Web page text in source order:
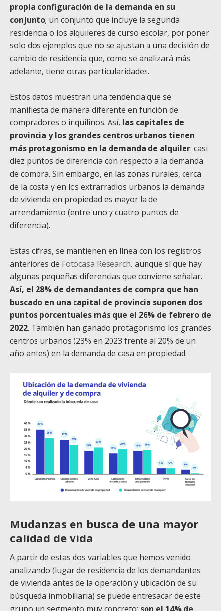
propia configuración de la demanda en su
conjunto; un conjunto que incluye la segunda
residencia o los alquileres de curso escolar, por poner
solo dos ejemplos que no se ajustan a una decisión de
cambio de residencia que, como se analizará más
adelante, tiene otras particularidades.
Estos datos muestran una tendencia que se
manifiesta de manera diferente en función de
compradores o inquilinos. Así, las capitales de
provincia y los grandes centros urbanos tienen
más protagonismo en la demanda de alquiler: casi
diez puntos de diferencia con respecto a la demanda
de compra. Sin embargo, en las zonas rurales, cerca
de la costa y en los extrarradios urbanos la demanda
de vivienda en propiedad es mayor la de
arrendamiento (entre uno y cuatro puntos de
diferencia).
Estas cifras, se mantienen en línea con los registros
anteriores de Fotocasa Research, aunque sí que hay
algunas pequeñas diferencias que conviene señalar.
Así, el 28% de demandantes de compra que han
buscado en una capital de provincia suponen dos
puntos porcentuales más que el 26% de febrero de
2022. También han ganado protagonismo los grandes
centros urbanos (23% en 2023 frente al 20% de un
año antes) en la demanda de casa en propiedad.
Mudanzas en busca de una mayor
calidad de vida
A partir de estas dos variables que hemos venido
analizando (lugar de residencia de los demandantes
de vivienda antes de la operación y ubicación de su
búsqueda inmobiliaria) se puede entresacar de este
grupo un segmento muy concreto: son el 14% de